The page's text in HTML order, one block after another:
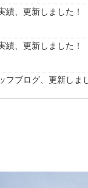
績、更新しました！
績、更新しました！
フブログ、更新しま